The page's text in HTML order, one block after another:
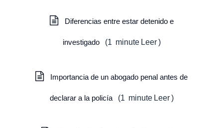
Diferencias entre estar detenido e
investigado (1 minute Leer )
Importancia de un abogado penal antes de
declarar a la policía (1 minute Leer )